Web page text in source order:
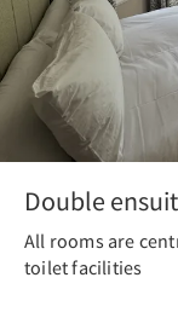
Double
All rooms are
toilet facilities